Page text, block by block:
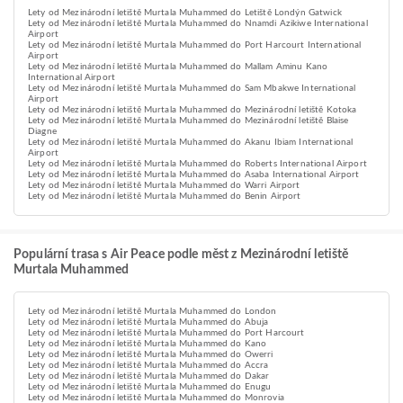
Lety od Mezinárodní letiště Murtala Muhammed do Letiště Londýn Gatwick
Lety od Mezinárodní letiště Murtala Muhammed do Nnamdi Azikiwe International
Airport
Lety od Mezinárodní letiště Murtala Muhammed do Port Harcourt International
Airport
Lety od Mezinárodní letiště Murtala Muhammed do Mallam Aminu Kano
International Airport
Lety od Mezinárodní letiště Murtala Muhammed do Sam Mbakwe International
Airport
Lety od Mezinárodní letiště Murtala Muhammed do Mezinárodní letiště Kotoka
Lety od Mezinárodní letiště Murtala Muhammed do Mezinárodní letiště Blaise
Diagne
Lety od Mezinárodní letiště Murtala Muhammed do Akanu Ibiam International
Airport
Lety od Mezinárodní letiště Murtala Muhammed do Roberts International Airport
Lety od Mezinárodní letiště Murtala Muhammed do Asaba International Airport
Lety od Mezinárodní letiště Murtala Muhammed do Warri Airport
Lety od Mezinárodní letiště Murtala Muhammed do Benin Airport
Populární trasa s Air Peace podle měst z Mezinárodní letiště
Murtala Muhammed
Lety od Mezinárodní letiště Murtala Muhammed do London
Lety od Mezinárodní letiště Murtala Muhammed do Abuja
Lety od Mezinárodní letiště Murtala Muhammed do Port Harcourt
Lety od Mezinárodní letiště Murtala Muhammed do Kano
Lety od Mezinárodní letiště Murtala Muhammed do Owerri
Lety od Mezinárodní letiště Murtala Muhammed do Accra
Lety od Mezinárodní letiště Murtala Muhammed do Dakar
Lety od Mezinárodní letiště Murtala Muhammed do Enugu
Lety od Mezinárodní letiště Murtala Muhammed do Monrovia